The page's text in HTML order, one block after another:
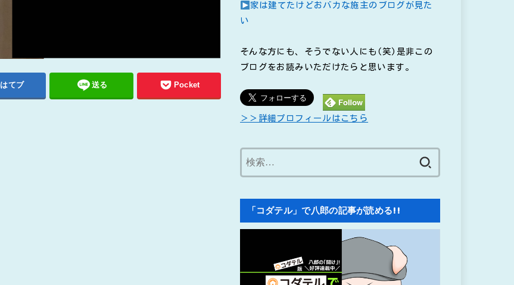
はてブ 送る Pocket
家は建てたけどおバカな施主のブログが見た
い
そんな方にも、そうでない人にも(笑)是非この
ブログをお読みいただけたらと思います。
＞＞詳細プロフィールはこちら
「コダテル」で八郎の記事が読める!!